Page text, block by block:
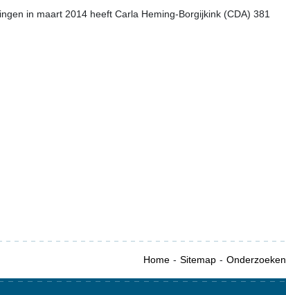
in maart 2014 heeft Carla Heming-Borgijkink (CDA) 381
Home Sitemap Onderzoeken